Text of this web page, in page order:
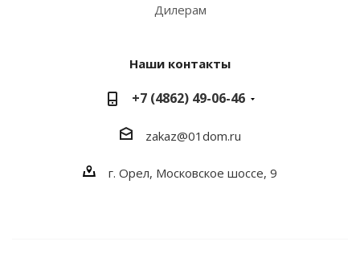
Дилерам
Наши контакты
+7 (4862) 49-06-46
zakaz@01dom.ru
г. Орел, Московское шоссе, 9